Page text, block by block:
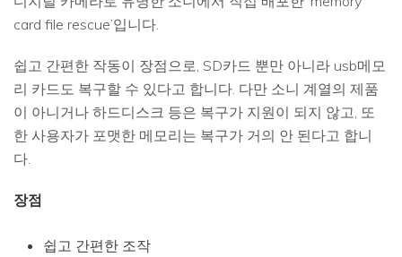
card file rescue’입니다.
쉽고 간편한 작동이 장점으로, SD카드 뿐만 아니라 usb메모
리 카드도 복구할 수 있다고 합니다. 다만 소니 계열의 제품
이 아니거나 하드디스크 등은 복구가 지원이 되지 않고, 또
한 사용자가 포맷한 메모리는 복구가 거의 안 된다고 합니
다.
장점
쉽고 간편한 조작